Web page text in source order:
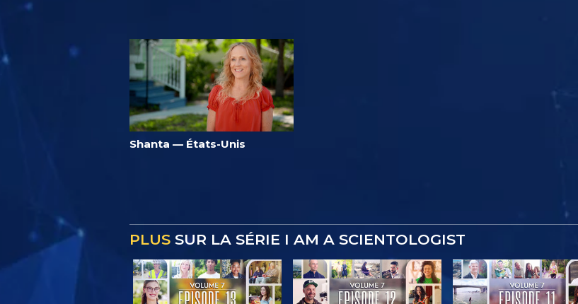
Shanta — États-Unis
PLUS SUR LA SÉRIE I AM A SCIENTOLOGIST